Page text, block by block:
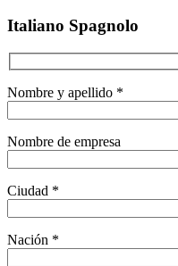
Italiano Spagnolo
Nombre y apellido *
Nombre de empresa
Ciudad *
Nación *